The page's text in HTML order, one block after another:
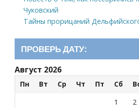
Чуковский
Тайны прорицаний
ПРОВЕРЬ ДАТУ:
Август 2026
Пн Вт Ср Чт Пт Сб
1
2